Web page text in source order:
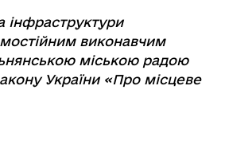
інфраструктури
виконавчим
міською радою
України «Про місцеве